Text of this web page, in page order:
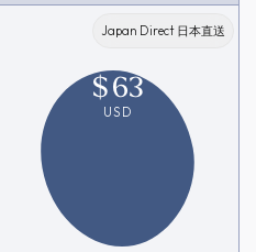
Japan Direct 日本直送
$63
USD